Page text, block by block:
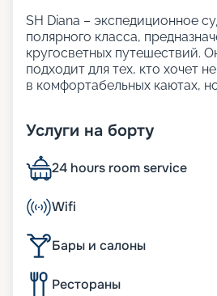
SH Diana – экспедиционное
полярного класса,
кругосветных путешествий.
подходит для тех, кто хочет
в комфортабельных каютах,
удалённые уголки нашей
элегантными интерьерами в
скандинавский шик и
развлекательной программой.
В навигации 2024-2026 года
выбрать круиз по
Америке и Карибам.
подробную информацию о
Услуги на борту
24 hours room service
Wifi
Бары и салоны
Рестораны